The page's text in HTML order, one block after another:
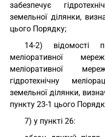
забезпечує
земельної ділянки,
цього Порядку;
14-2) відомості
меліоративної
меліоративної
гідротехнічну
земельної ділянки,
пункту 23-1 цього
7) у пункті 26: